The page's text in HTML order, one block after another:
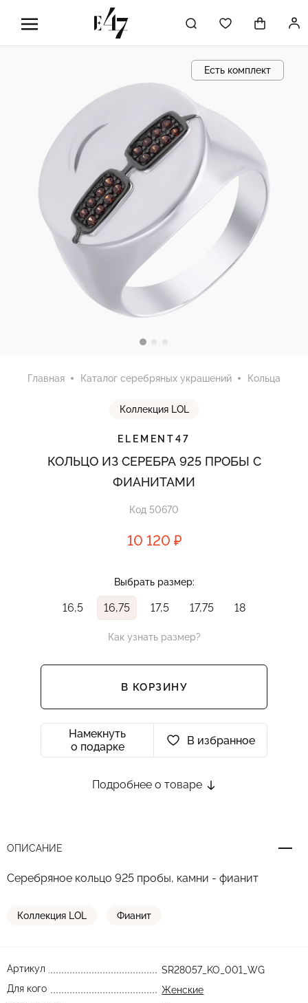
Есть комплект
Главная Каталог серебряных украшений Кольца
Коллекция LOL
ELEMENT47
КОЛЬЦО ИЗ СЕРЕБРА 925 ПРОБЫ С
ФИАНИТАМИ
Код 50670
10 120 ₽
Выбрать размер:
16,5 16,75 17,5 17,75 18
Как узнать размер?
В КОРЗИНУ
Намекнуть
о подарке
В избранное
Подробнее о товаре
ОПИСАНИЕ
Серебряное кольцо 925 пробы, камни - фианит
Коллекция LOL Фианит
Артикул
SR28057_KO_001_WG
Для кого
Женские